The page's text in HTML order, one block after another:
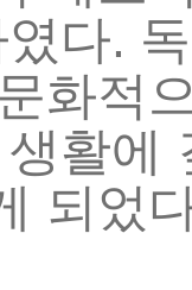
다.
문화적
생활에
되었